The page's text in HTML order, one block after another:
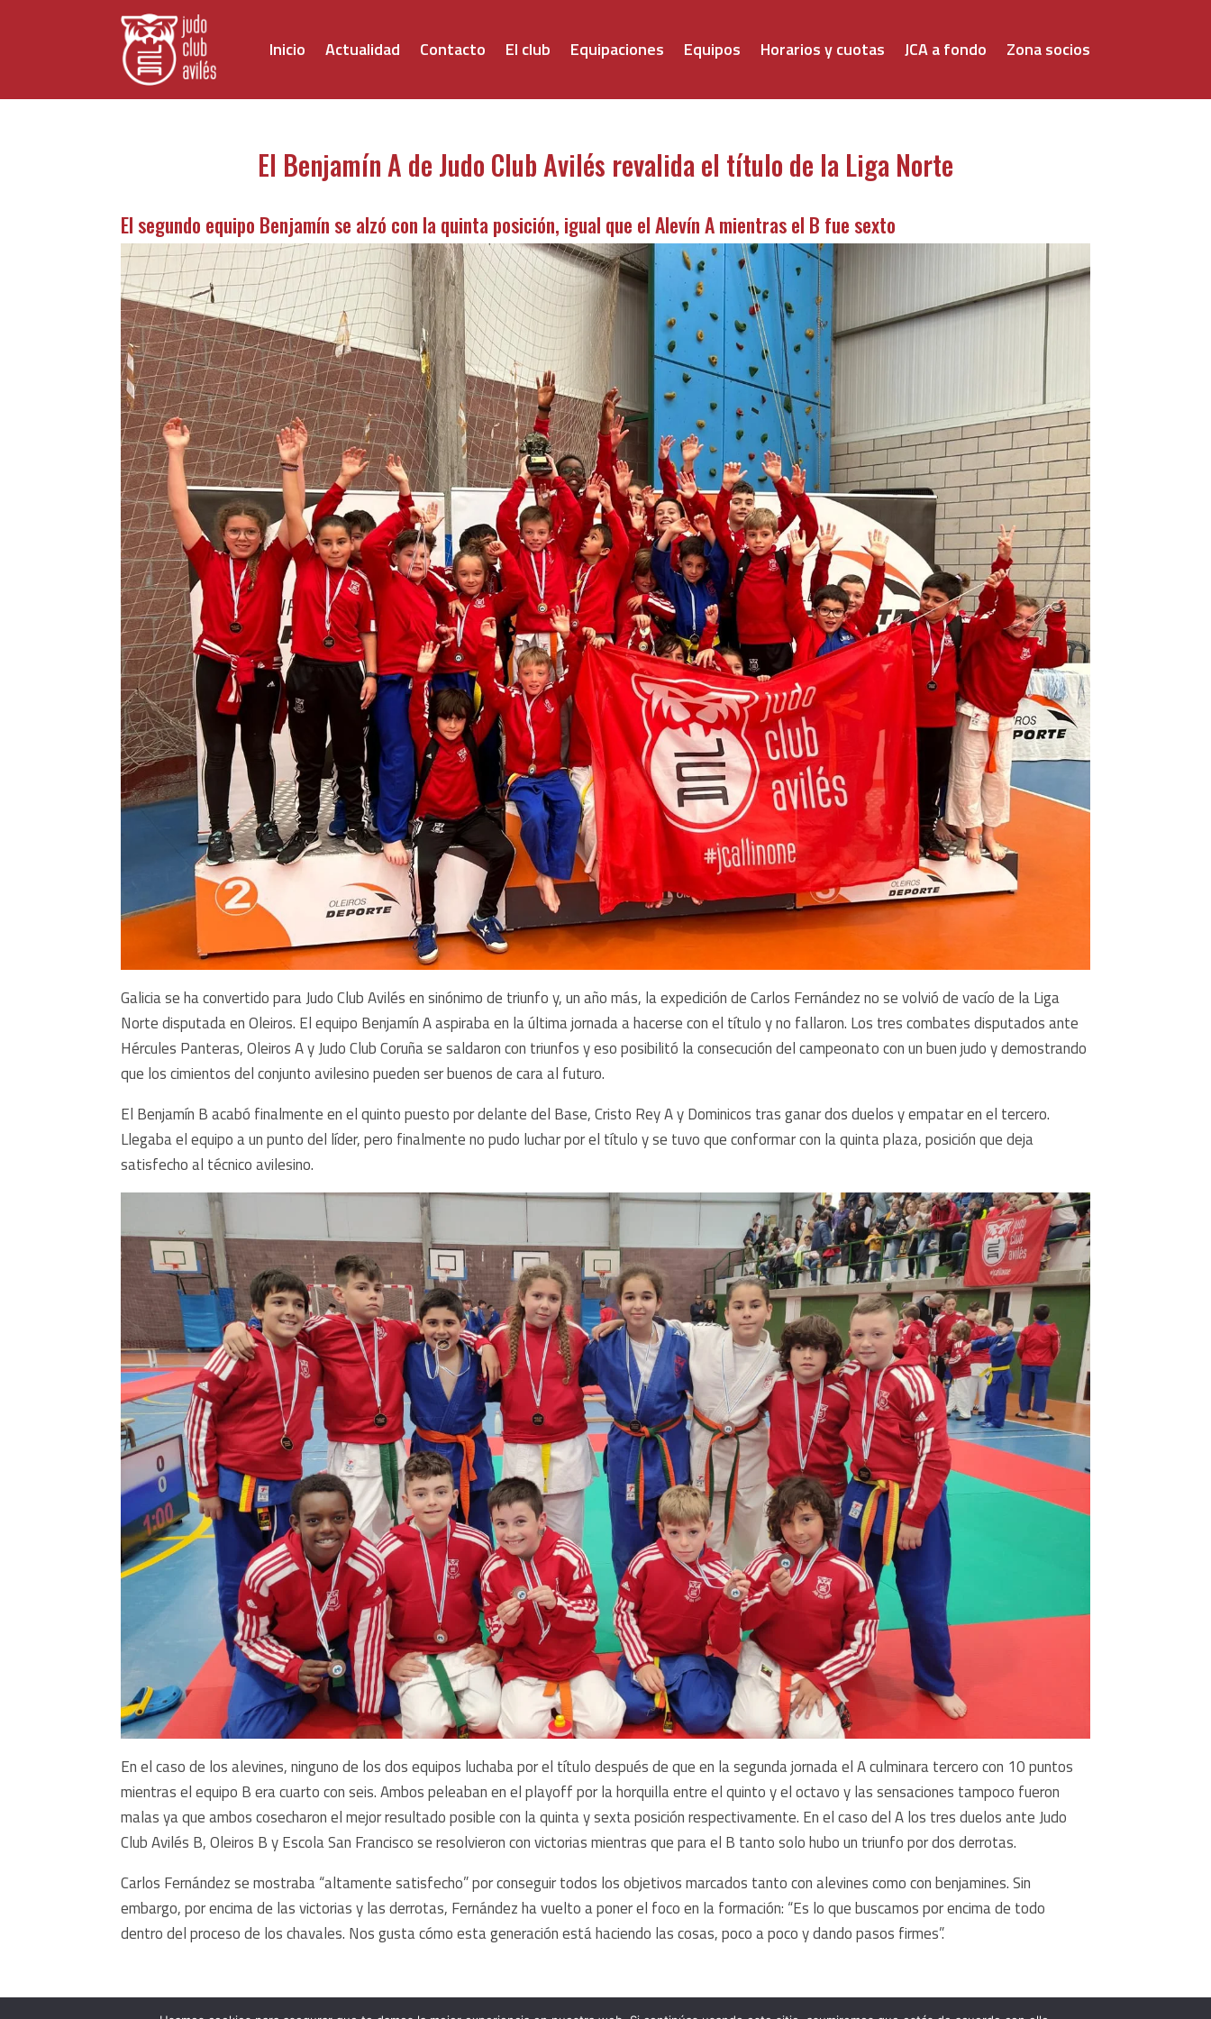
Inicio Actualidad Contacto El club Equipaciones Equipos Horarios y cuotas JCA a fondo Zona socios
El Benjamín A de Judo Club Avilés revalida el título de la Liga Norte
El segundo equipo Benjamín se alzó con la quinta posición, igual que el Alevín A mientras el B fue sexto
Galicia se ha convertido para Judo Club Avilés en sinónimo de triunfo y, un año más, la expedición de Carlos Fernández no se volvió de vacío de la Liga
Norte disputada en Oleiros. El equipo Benjamín A aspiraba en la última jornada a hacerse con el título y no fallaron. Los tres combates disputados ante
Hércules Panteras, Oleiros A y Judo Club Coruña se saldaron con triunfos y eso posibilitó la consecución del campeonato con un buen judo y demostrando
que los cimientos del conjunto avilesino pueden ser buenos de cara al futuro.
El Benjamín B acabó finalmente en el quinto puesto por delante del Base, Cristo Rey A y Dominicos tras ganar dos duelos y empatar en el tercero.
Llegaba el equipo a un punto del líder, pero finalmente no pudo luchar por el título y se tuvo que conformar con la quinta plaza, posición que deja
satisfecho al técnico avilesino.
En el caso de los alevines, ninguno de los dos equipos luchaba por el título después de que en la segunda jornada el A culminara tercero con 10 puntos
mientras el equipo B era cuarto con seis. Ambos peleaban en el playoff por la horquilla entre el quinto y el octavo y las sensaciones tampoco fueron
malas ya que ambos cosecharon el mejor resultado posible con la quinta y sexta posición respectivamente. En el caso del A los tres duelos ante Judo
Club Avilés B, Oleiros B y Escola San Francisco se resolvieron con victorias mientras que para el B tanto solo hubo un triunfo por dos derrotas.
Carlos Fernández se mostraba “altamente satisfecho” por conseguir todos los objetivos marcados tanto con alevines como con benjamines. Sin
embargo, por encima de las victorias y las derrotas, Fernández ha vuelto a poner el foco en la formación: “Es lo que buscamos por encima de todo
dentro del proceso de los chavales. Nos gusta cómo esta generación está haciendo las cosas, poco a poco y dando pasos firmes”.